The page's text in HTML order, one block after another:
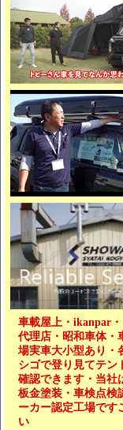
車載屋上・ikanpar
代理店・昭和車体・
場実車大小型あり・
シゴで登り見てテン
確認できます・当社
板金塗装・車検点検
ーカー認定工場です
い